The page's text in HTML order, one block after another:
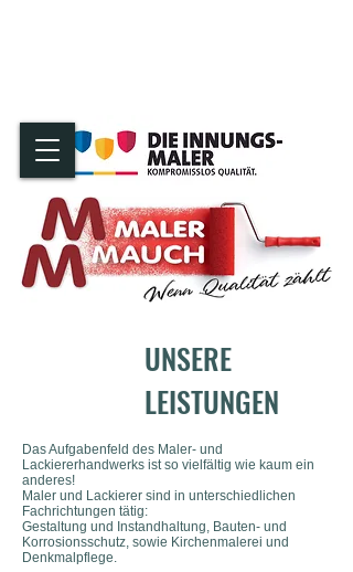
UNSERE
LEISTUNGEN
Das Aufgabenfeld des Maler- und
Lackiererhandwerks ist so vielfältig wie kaum ein
anderes!
Maler und Lackierer sind in unterschiedlichen
Fachrichtungen tätig:
Gestaltung und Instandhaltung, Bauten- und
Korrosionsschutz, sowie Kirchenmalerei und
Denkmalpflege.